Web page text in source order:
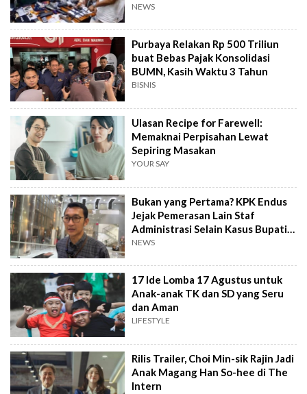
NEWS
Purbaya Relakan Rp 500 Triliun
buat Bebas Pajak Konsolidasi
BUMN, Kasih Waktu 3 Tahun
BISNIS
Ulasan Recipe for Farewell:
Memaknai Perpisahan Lewat
Sepiring Masakan
YOUR SAY
Bukan yang Pertama? KPK Endus
Jejak Pemerasan Lain Staf
Administrasi Selain Kasus Bupati
Pemalang
NEWS
17 Ide Lomba 17 Agustus untuk
Anak-anak TK dan SD yang Seru
dan Aman
LIFESTYLE
Rilis Trailer, Choi Min-sik Rajin Jadi
Anak Magang Han So-hee di The
Intern